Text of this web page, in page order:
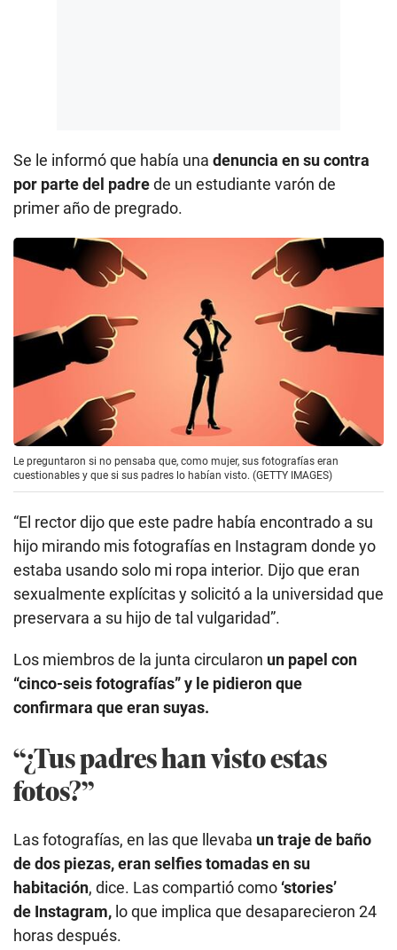
Se le informó que había una denuncia en su contra
por parte del padrede un estudiante varón de
primer año de pregrado.
Le preguntaron si no pensaba que, como mujer, sus fotografías eran
cuestionables y que si sus padres lo habían visto. (GETTY IMAGES)
“El rector dijo que este padre había encontrado a su
hijo mirando mis fotografías en Instagram donde yo
estaba usando solo mi ropa interior. Dijo que eran
sexualmente explícitas y solicitó a la universidad que
preservara a su hijo de tal vulgaridad”.
Los miembros de la junta circularon un papel con
“cinco-seis fotografías” y le pidieron que
confirmara que eran suyas.
“¿Tus padres han visto estas
fotos?”
Las fotografías, en las que llevaba un traje de baño
de dos piezas, eran selfies tomadas en su
habitación, dice. Las compartió como ‘stories’
de Instagram, lo que implica que desaparecieron 24
horas después.